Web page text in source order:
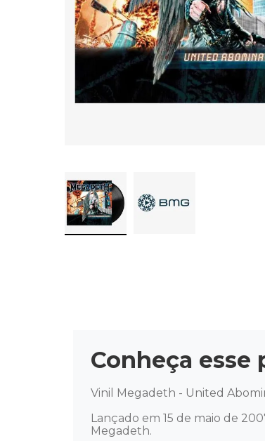
Conheça esse
Vinil Megadeth - United
Lançado em 15 de maio de
Megadeth.